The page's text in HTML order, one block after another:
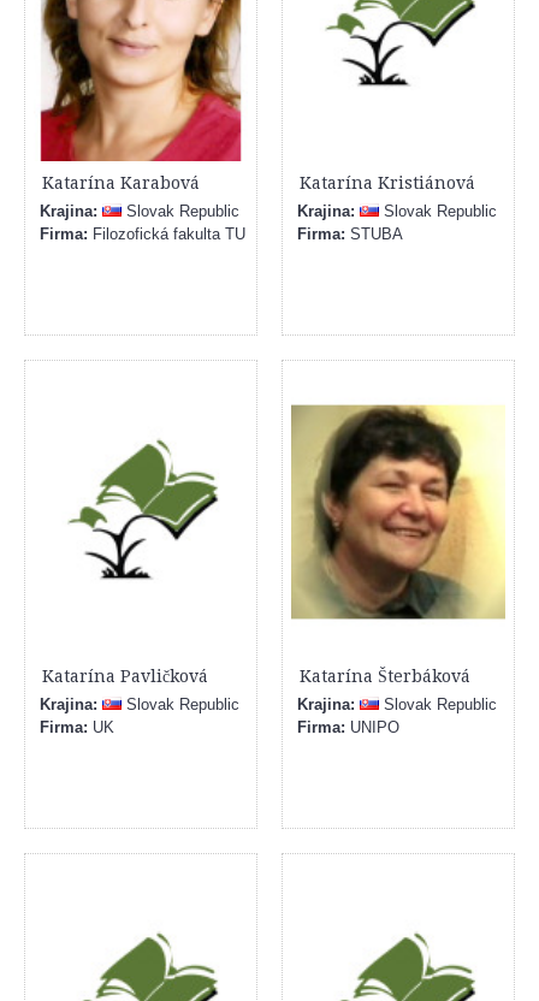
Katarína Karabová
Krajina:
Slovak Republic
Firma: Filozofická fakulta TU
Katarína Kristiánová
Krajina:
Slovak Republic
Firma: STUBA
Katarína Pavličková
Krajina:
Slovak Republic
Firma: UK
Katarína Šterbáková
Krajina:
Slovak Republic
Firma: UNIPO